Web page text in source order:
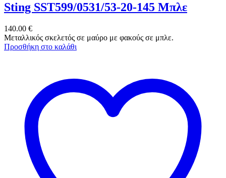
Sting SST599/0531/53-20-145 Μπλε
140.00 €
Μεταλλικός σκελετός σε μαύρο με φακούς σε μπλε.
Προσθήκη στο καλάθι